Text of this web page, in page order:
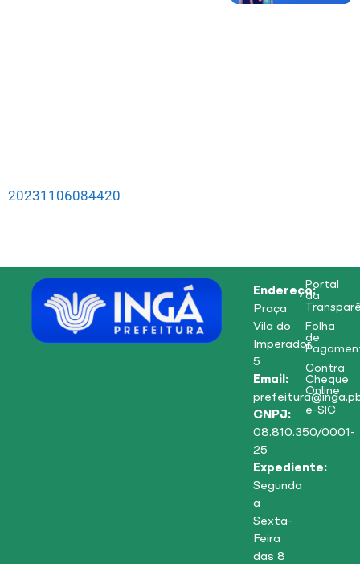
20231106084420
Endereço:
Praça
Vila do
Imperador,
5
Email:
CNPJ:
08.810.350/0001-
25
Expediente:
Segunda
a
Sexta-
Feira
das 8
Portal
da
Folha
de
Contra
Cheque
Online
e-SIC